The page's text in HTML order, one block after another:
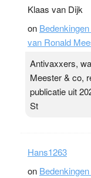
Klaas van Dijk
on
van Ronald
Antivaxxers,
Meester & co,
publicatie uit
St
Hans1263
on